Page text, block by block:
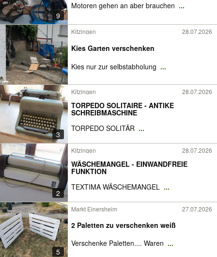
9
Motoren gehen an aber brauchen ...
Kitzingen 28.07.2026
Kies Garten verschenken
Kies nur zur selbstabholung ...
3
Kitzingen 28.07.2026
TORPEDO SOLITAIRE - ANTIKE
SCHREIBMASCHINE
TORPEDO SOLITÄR ...
2
Kitzingen 28.07.2026
WÄSCHEMANGEL - EINWANDFREIE
FUNKTION
TEXTIMA WÄSCHEMANGEL ...
5
Markt Einersheim 27.07.2026
2 Paletten zu verschenken weiß
Verschenke Paletten.... Waren ...